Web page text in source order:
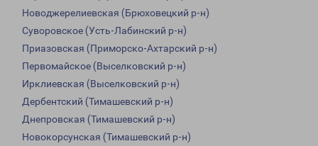
Новоджерелиевская (Брюховецкий р-н)
Суворовское (Усть-Лабинский р-н)
Приазовская (Приморско-Ахтарский р-н)
Первомайское (Выселковский р-н)
Ирклиевская (Выселковский р-н)
Дербентский (Тимашевский р-н)
Днепровская (Тимашевский р-н)
Новокорсунская (Тимашевский р-н)